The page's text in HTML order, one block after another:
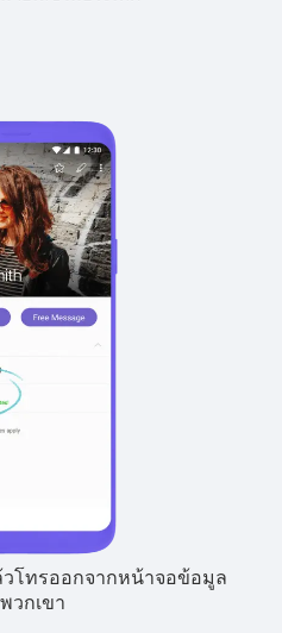
วโทรออกจากหน้าจอข้อมูล
วกเขา